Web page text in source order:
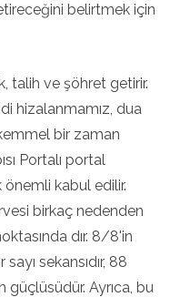
belirtmek için
talih ve şöhret getirir.
hizalanmamız, dua
bir zaman
Portalı portal
kabul edilir.
birkaç nedenden
dır. 8/8'in
sekansıdır, 88
güçlüsüdür. Ayrıca, bu